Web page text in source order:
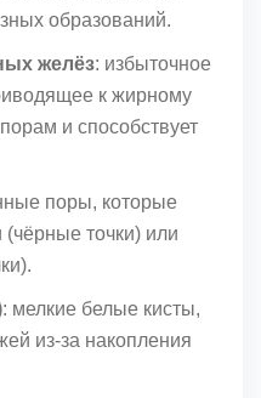
образований.
желёз: избыточное
к жирному
и способствует
поры, которые
точки) или
: мелкие белые кисты,
из-за накопления